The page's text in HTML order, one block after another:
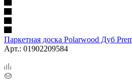
Паркетная доска Polarwood Дуб
Арт.: 01902209584